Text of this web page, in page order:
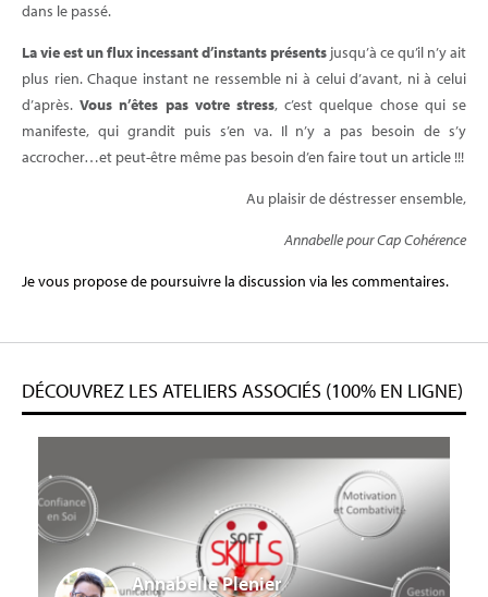
dans le passé.
La vie est un flux incessant d’instants présents jusqu’à ce qu’il n’y ait
plus rien. Chaque instant ne ressemble ni à celui d’avant, ni à celui
d’après.Vous n’êtes pas votre stress, c’est quelque chose qui se
manifeste, qui grandit puis s’en va. Il n’y a pas besoin de s’y
accrocher…et peut-être même pas besoin d’en faire tout un article !!!
Au plaisir de déstresser ensemble,
Annabelle pour Cap Cohérence
Je vous propose de poursuivre la discussion via les commentaires.
DÉCOUVREZ LES ATELIERS ASSOCIÉS (100% EN LIGNE)
Annabelle Plenier